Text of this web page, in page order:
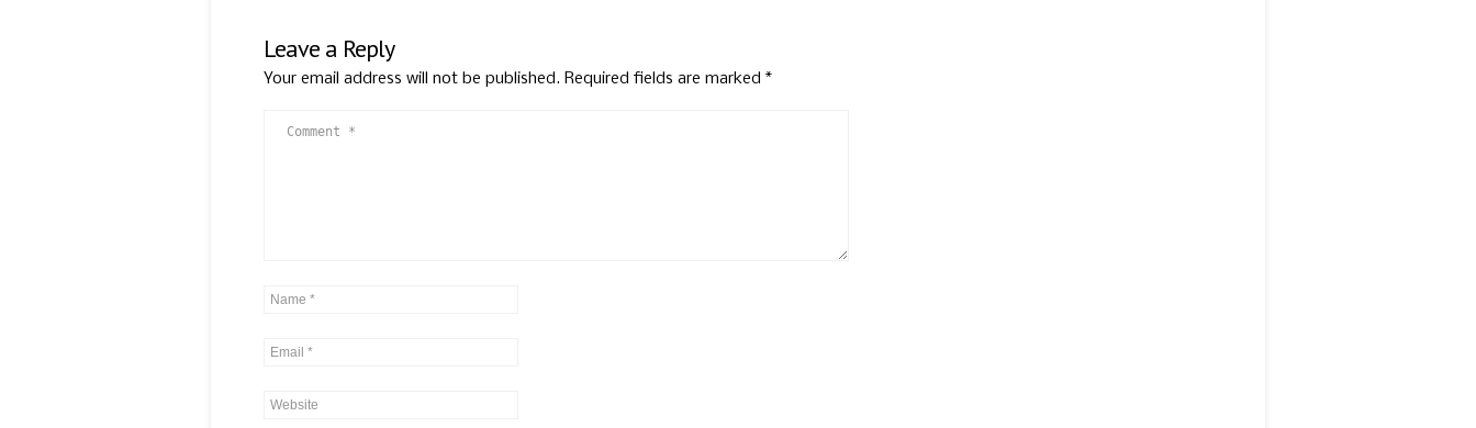
Leave a Reply
Your email address will not be published. Required fields are marked *